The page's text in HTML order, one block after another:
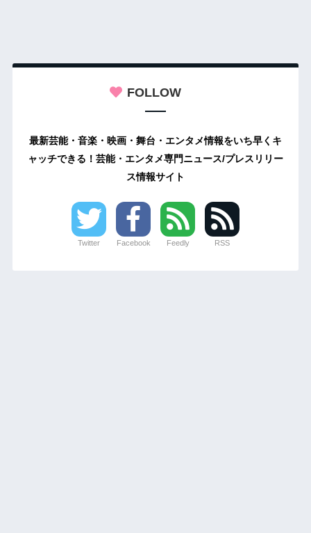
FOLLOW
最新芸能・音楽・映画・舞台・エンタメ情報をいち早くキ
ャッチできる！芸能・エンタメ専門ニュース/プレスリリー
ス情報サイト
Twitter Facebook Feedly RSS